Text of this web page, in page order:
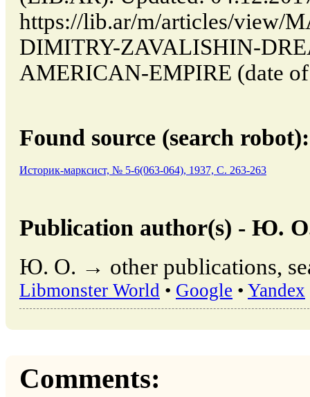
https://lib.ar/m/articles/view/
DIMITRY-ZAVALISHIN-
AMERICAN-EMPIRE (date of
Found source (search robot):
Историк-марксист, № 5-6(063-064), 1937, C. 263-263
Publication author(s) - Ю.
Ю. О. → other publications,
Libmonster World • Google • Yandex
Comments: